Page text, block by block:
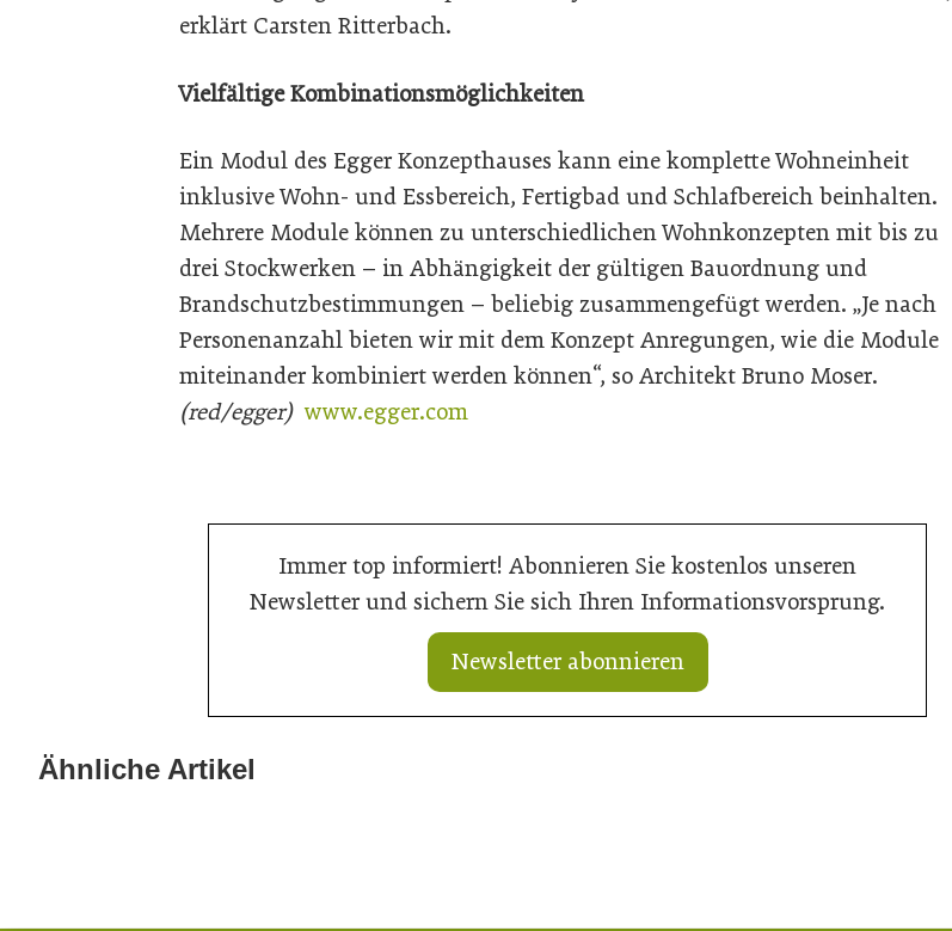
erklärt Carsten Ritterbach.
Vielfältige Kombinationsmöglichkeiten
Ein Modul des Egger Konzepthauses kann eine komplette Wohneinheit
inklusive Wohn- und Essbereich, Fertigbad und Schlafbereich beinhalten.
Mehrere Module können zu unterschiedlichen Wohnkonzepten mit bis zu
drei Stockwerken – in Abhängigkeit der gültigen Bauordnung und
Brandschutzbestimmungen – beliebig zusammengefügt werden. „Je nach
Personenanzahl bieten wir mit dem Konzept Anregungen, wie die Module
miteinander kombiniert werden können“, so Architekt Bruno Moser.
(red/egger) www.egger.com
Immer top informiert! Abonnieren Sie kostenlos unseren
Newsletter und sichern Sie sich Ihren Informationsvorsprung.
Newsletter abonnieren
Ähnliche Artikel
21. Juli 2026